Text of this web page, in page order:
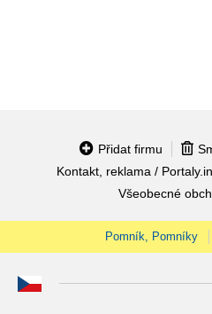
Přidat firmu
Kontakt, reklama /
Všeobecné
Pomník, Pomníky